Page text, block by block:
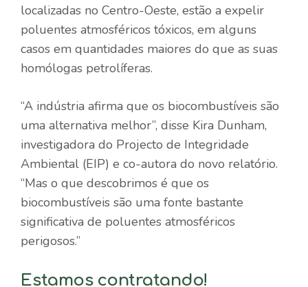
localizadas no Centro-Oeste, estão a expelir
poluentes atmosféricos tóxicos, em alguns
casos em quantidades maiores do que as suas
homólogas petrolíferas.
“A indústria afirma que os biocombustíveis são
uma alternativa melhor”, disse Kira Dunham,
investigadora do Projecto de Integridade
Ambiental (EIP) e co-autora do novo relatório.
“Mas o que descobrimos é que os
biocombustíveis são uma fonte bastante
significativa de poluentes atmosféricos
perigosos.”
Estamos contratando!